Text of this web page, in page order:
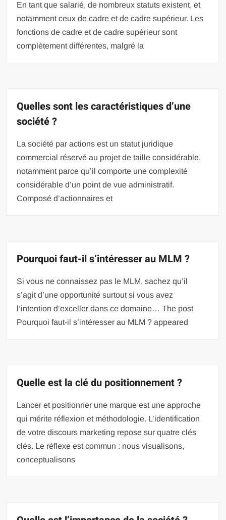
En tant que salarié, de nombreux statuts existent, et
notamment ceux de cadre et de cadre supérieur. Les
fonctions de cadre et de cadre supérieur sont
complètement différentes, malgré la
Quelles sont les caractéristiques d’une
société ?
La société par actions est un statut juridique
commercial réservé au projet de taille considérable,
notamment parce qu’il comporte une complexité
considérable d’un point de vue administratif.
Composé d’actionnaires et
Pourquoi faut-il s’intéresser au MLM ?
Si vous ne connaissez pas le MLM, sachez qu’il
s’agit d’une opportunité surtout si vous avez
l’intention d’exceller dans ce domaine… The post
Pourquoi faut-il s’intéresser au MLM ? appeared
Quelle est la clé du positionnement ?
Lancer et positionner une marque est une approche
qui mérite réflexion et méthodologie. L’identification
de votre discours marketing repose sur quatre clés
clés. Le réflexe est commun : nous visualisons,
conceptualisons